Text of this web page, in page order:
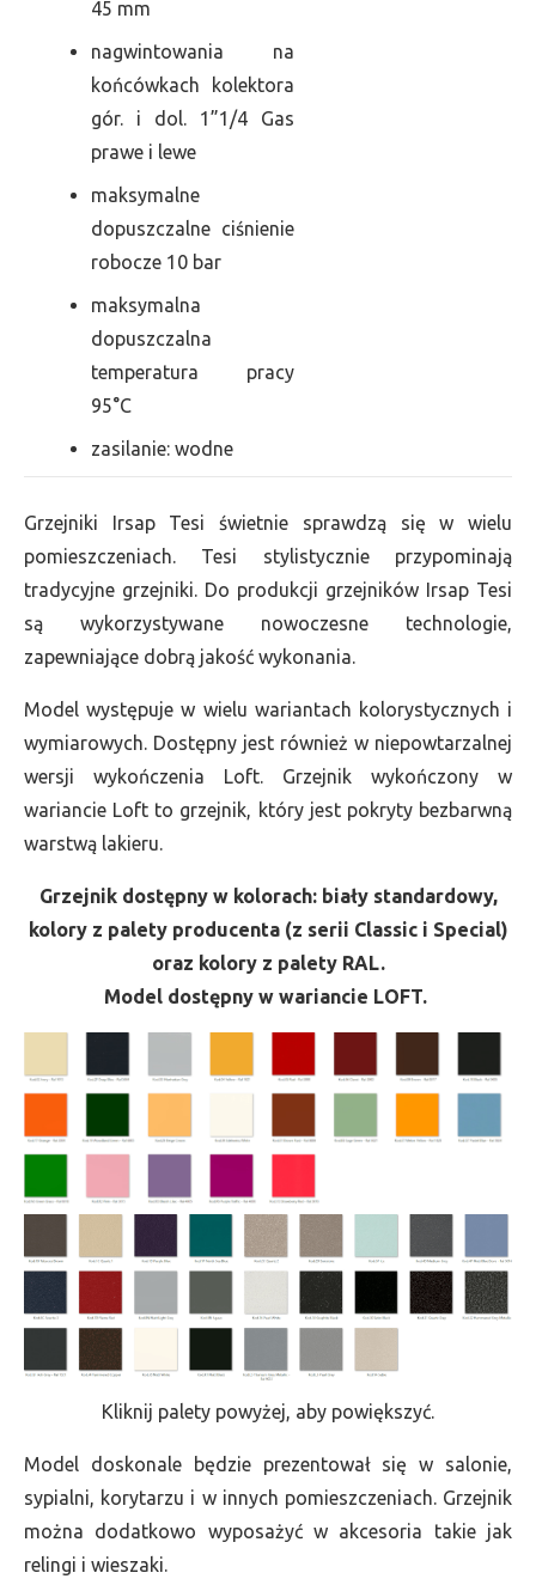
45 mm
nagwintowania na
końcówkach kolektora
gór. i dol. 1”1/4 Gas
prawe i lewe
maksymalne
dopuszczalne ciśnienie
robocze 10 bar
maksymalna
dopuszczalna
temperatura pracy
95°C
zasilanie: wodne
Grzejniki Irsap Tesi świetnie sprawdzą się w wielu
pomieszczeniach. Tesi stylistycznie przypominają
tradycyjne grzejniki. Do produkcji grzejników Irsap Tesi
są wykorzystywane nowoczesne technologie,
zapewniające dobrą jakość wykonania.
Model występuje w wielu wariantach kolorystycznych i
wymiarowych. Dostępny jest również w niepowtarzalnej
wersji wykończenia Loft. Grzejnik wykończony w
wariancie Loft to grzejnik, który jest pokryty bezbarwną
warstwą lakieru.
Grzejnik dostępny w kolorach: biały standardowy,
kolory z palety producenta (z serii Classic i Special)
oraz kolory z palety RAL.
Model dostępny w wariancie LOFT.
Kliknij palety powyżej, aby powiększyć.
Model doskonale będzie prezentował się w salonie,
sypialni, korytarzu i w innych pomieszczeniach. Grzejnik
można dodatkowo wyposażyć w akcesoria takie jak
relingi i wieszaki.